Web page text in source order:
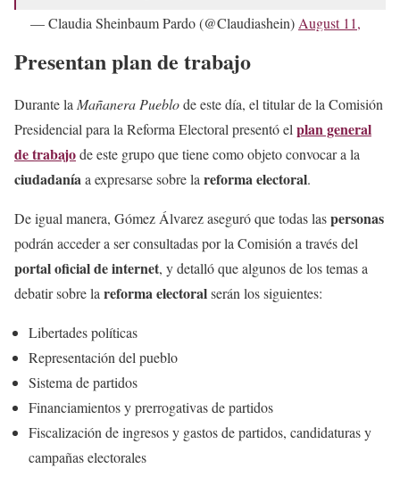
— Claudia Sheinbaum Pardo (@Claudiashein) August 11,
Presentan plan de trabajo
Durante la Mañanera Pueblode este día, el titular de la Comisión
Presidencial para la Reforma Electoral presentó el plan general
de trabajode este grupo que tiene como objeto convocar a la
ciudadanía a expresarse sobre la reforma electoral.
De igual manera, Gómez Álvarez aseguró que todas laspersonas
podrán acceder a ser consultadas por la Comisión a través del
portal oficial de internet, y detalló que algunos de los temas a
debatir sobre la reforma electoralserán los siguientes:
Libertades políticas
Representación del pueblo
Sistema de partidos
Financiamientos y prerrogativas de partidos
Fiscalización de ingresos y gastos de partidos, candidaturas y
campañas electorales